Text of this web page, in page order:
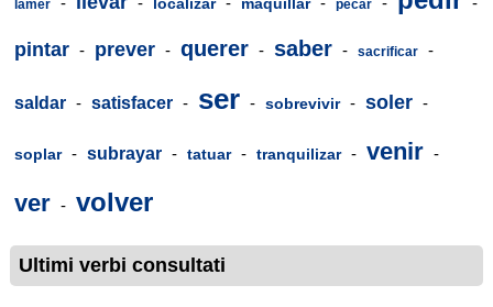
lamer pecar
pintar - prever - querer - saber - sacrificar -
saldar - satisfacer - ser - sobrevivir - soler -
soplar - subrayar - tatuar - tranquilizar - venir -
ver - volver
Ultimi verbi consultati